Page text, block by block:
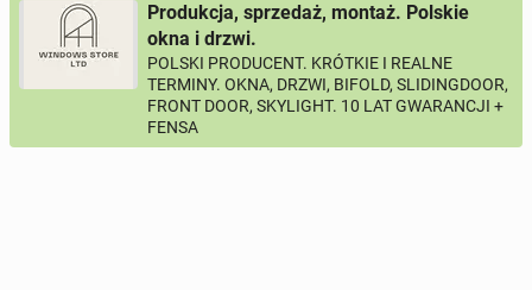
Your phone
Phone number according to the pattern COUNTRY CODE
, for example: +44 7123456789 or +48 221234567
Activation question
Produkcja, sprzedaż, montaż. Polskie
okna i drzwi.
POLSKI PRODUCENT. KRÓTKIE I REALNE
TERMINY. OKNA, DRZWI, BIFOLD, SLIDINGDOOR,
FRONT DOOR, SKYLIGHT. 10 LAT GWARANCJI +
FENSA